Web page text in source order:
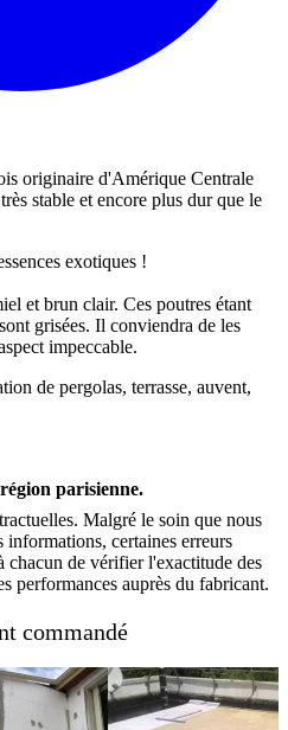
originaire d'Amérique Centrale
stable et encore plus dur que le
exotiques !
et brun clair. Ces poutres étant
grisées. Il conviendra de les
impeccable.
de pergolas, terrasse, auvent,
parisienne.
Malgré le soin que nous
informations, certaines erreurs
chacun de vérifier l'exactitude des
performances auprès du fabricant.
commandé